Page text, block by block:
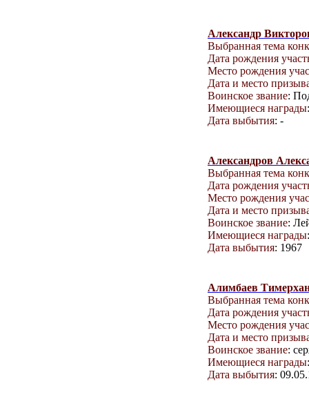
Александр
Выбранная тема
Дата рождения
Место рождения
Дата и место
Воинское звание:
Имеющиеся награды
Дата выбытия: -
Александров
Выбранная тема
Дата рождения
Место рождения
Дата и место
Воинское звание:
Имеющиеся награды
Дата выбытия: 1967
Алимбаев
Выбранная тема
Дата рождения
Место рождения
Дата и место
Воинское звание:
Имеющиеся награды
Дата выбытия: